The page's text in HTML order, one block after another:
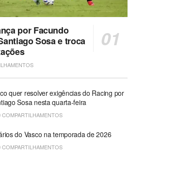
por Facundo
Sosa e troca
quer resolver exigências do Racing por
Sosa nesta quarta-feira
COMPARTILHAMENTOS
do Vasco na temporada de 2026
COMPARTILHAMENTOS